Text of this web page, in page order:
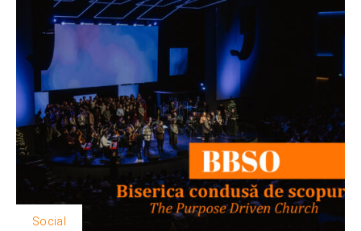
Social